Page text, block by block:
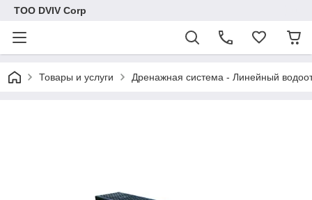
ТОО DVIV Corp
Товары и услуги Дренажная система - Линейный